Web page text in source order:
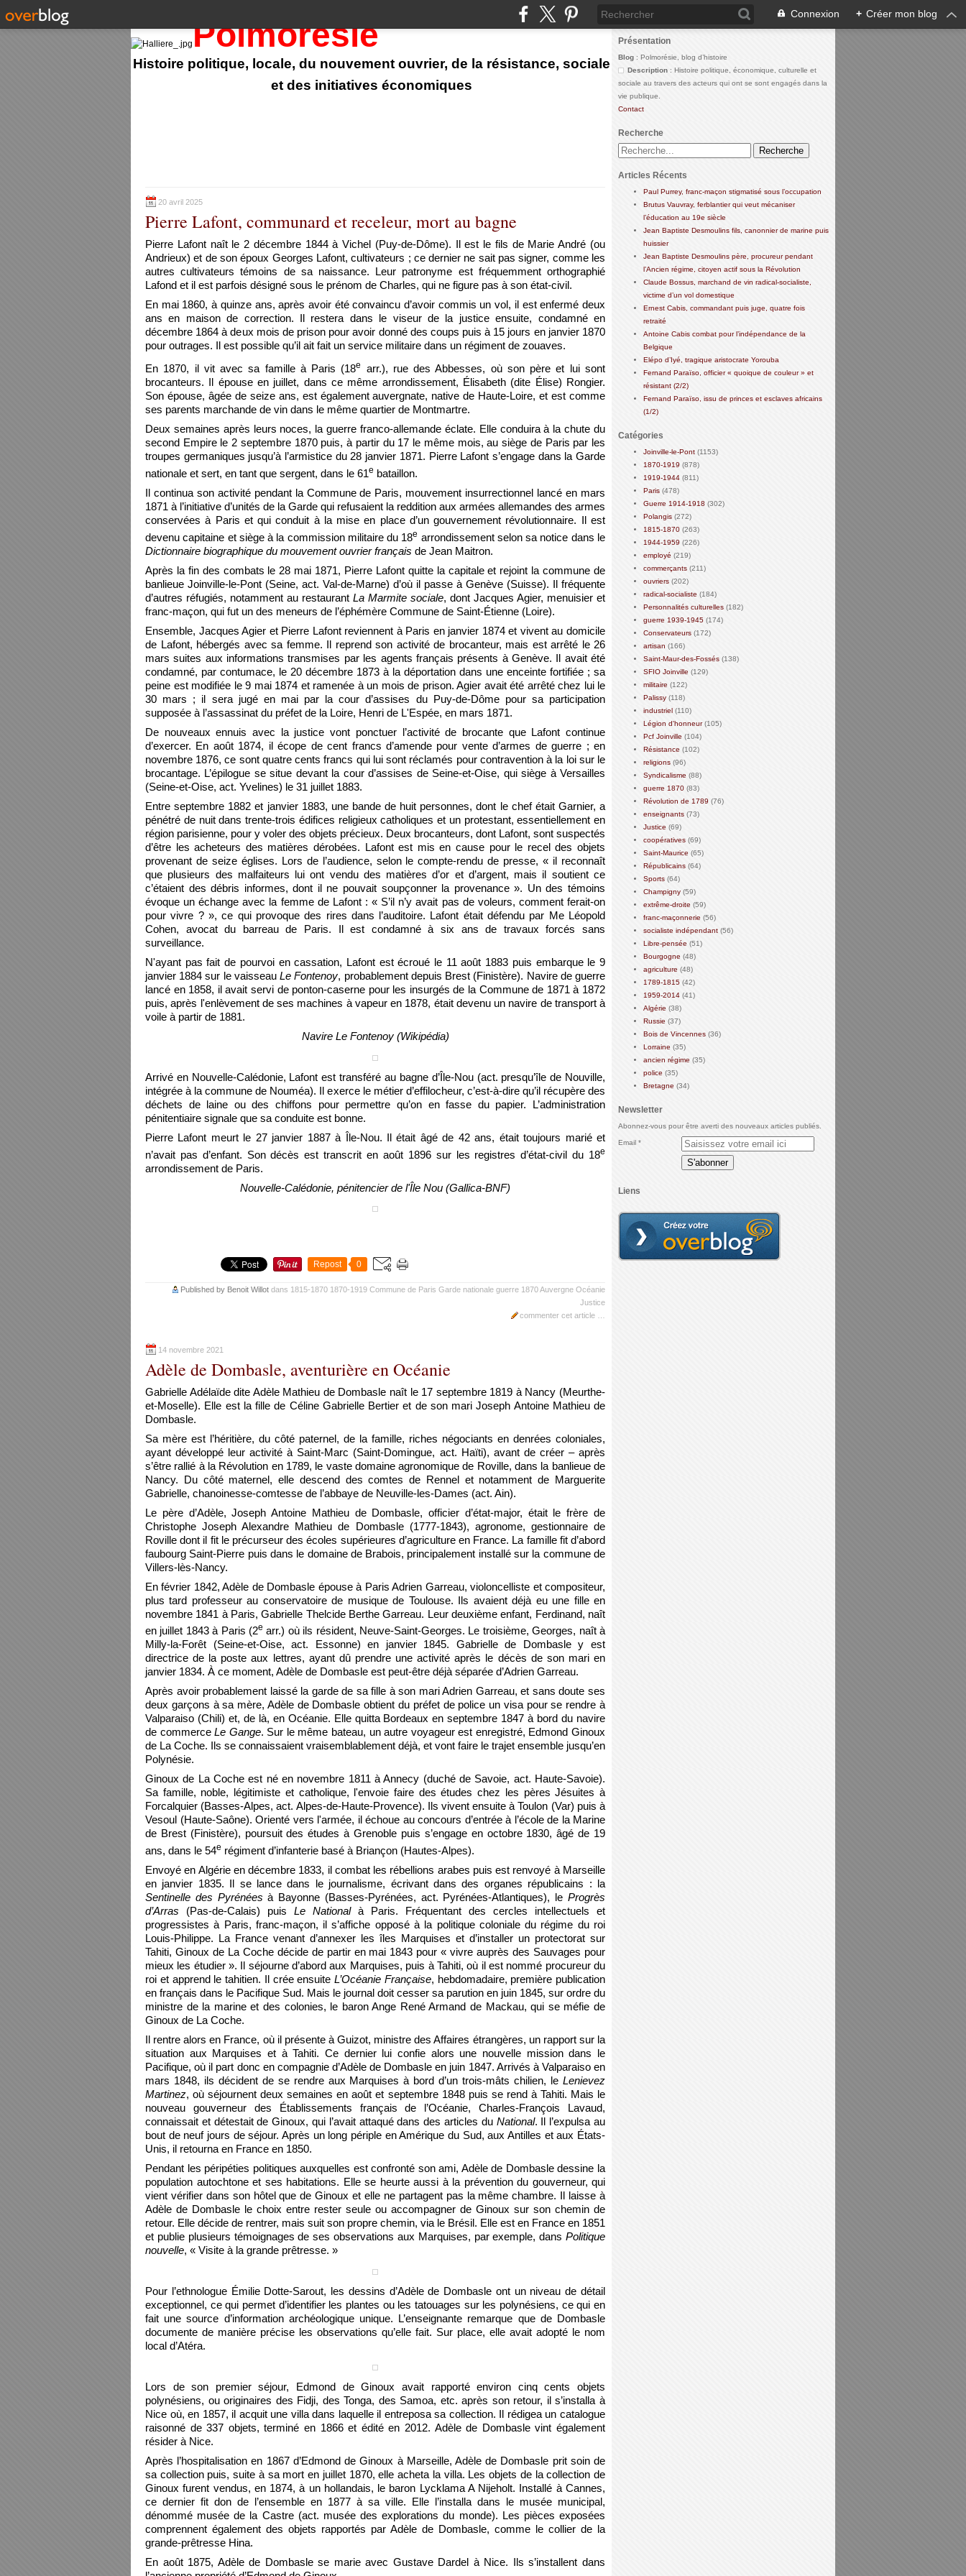
Connexion + Créer mon blog
Polmorésie
Histoire politique, locale, du nouvement ouvrier, de la résistance, sociale
et des initiatives économiques
20 avril 2025
Pierre Lafont, communard et receleur, mort au bagne
Pierre Lafont naît le 2 décembre 1844 à Vichel (Puy-de-Dôme). Il est le fils de Marie André (ou
Andrieux) et de son époux Georges Lafont, cultivateurs ; ce dernier ne sait pas signer, comme les
autres cultivateurs témoins de sa naissance. Leur patronyme est fréquemment orthographié
Lafond et il est parfois désigné sous le prénom de Charles, qui ne figure pas à son état-civil.
En mai 1860, à quinze ans, après avoir été convaincu d’avoir commis un vol, il est enfermé deux
ans en maison de correction. Il restera dans le viseur de la justice ensuite, condamné en
décembre 1864 à deux mois de prison pour avoir donné des coups puis à 15 jours en janvier 1870
pour outrages. Il est possible qu’il ait fait un service militaire dans un régiment de zouaves.
En 1870, il vit avec sa famille à Paris (18e
arr.), rue des Abbesses, où son père et lui sont
brocanteurs. Il épouse en juillet, dans ce même arrondissement, Élisabeth (dite Élise) Rongier.
Son épouse, âgée de seize ans, est également auvergnate, native de Haute-Loire, et est comme
ses parents marchande de vin dans le même quartier de Montmartre.
Deux semaines après leurs noces, la guerre franco-allemande éclate. Elle conduira à la chute du
second Empire le 2 septembre 1870 puis, à partir du 17 le même mois, au siège de Paris par les
troupes germaniques jusqu’à l’armistice du 28 janvier 1871. Pierre Lafont s’engage dans la Garde
nationale et sert, en tant que sergent, dans le 61e bataillon.
Il continua son activité pendant la Commune de Paris, mouvement insurrectionnel lancé en mars
1871 à l’initiative d’unités de la Garde qui refusaient la reddition aux armées allemandes des armes
conservées à Paris et qui conduit à la mise en place d’un gouvernement révolutionnaire. Il est
devenu capitaine et siège à la commission militaire du 18e arrondissement selon sa notice dans le
Dictionnaire biographique du mouvement ouvrier français de Jean Maitron.
Après la fin des combats le 28 mai 1871, Pierre Lafont quitte la capitale et rejoint la commune de
banlieue Joinville-le-Pont (Seine, act. Val-de-Marne) d’où il passe à Genève (Suisse). Il fréquente
d’autres réfugiés, notamment au restaurant La Marmite sociale, dont Jacques Agier, menuisier et
franc-maçon, qui fut un des meneurs de l’éphémère Commune de Saint-Étienne (Loire).
Ensemble, Jacques Agier et Pierre Lafont reviennent à Paris en janvier 1874 et vivent au domicile
de Lafont, hébergés avec sa femme. Il reprend son activité de brocanteur, mais est arrêté le 26
mars suites aux informations transmises par les agents français présents à Genève. Il avait été
condamné, par contumace, le 20 décembre 1873 à la déportation dans une enceinte fortifiée ; sa
peine est modifiée le 9 mai 1874 et ramenée à un mois de prison. Agier avait été arrêté chez lui le
30 mars ; il sera jugé en mai par la cour d’assises du Puy-de-Dôme pour sa participation
supposée à l’assassinat du préfet de la Loire, Henri de L'Espée, en mars 1871.
De nouveaux ennuis avec la justice vont ponctuer l’activité de brocante que Lafont continue
d’exercer. En août 1874, il écope de cent francs d’amende pour vente d’armes de guerre ; en
novembre 1876, ce sont quatre cents francs qui lui sont réclamés pour contravention à la loi sur le
brocantage. L’épilogue se situe devant la cour d’assises de Seine-et-Oise, qui siège à Versailles
(Seine-et-Oise, act. Yvelines) le 31 juillet 1883.
Entre septembre 1882 et janvier 1883, une bande de huit personnes, dont le chef était Garnier, a
pénétré de nuit dans trente-trois édifices religieux catholiques et un protestant, essentiellement en
région parisienne, pour y voler des objets précieux. Deux brocanteurs, dont Lafont, sont suspectés
d’être les acheteurs des matières dérobées. Lafont est mis en cause pour le recel des objets
provenant de seize églises. Lors de l’audience, selon le compte-rendu de presse, « il reconnaît
que plusieurs des malfaiteurs lui ont vendu des matières d’or et d’argent, mais il soutient ce
c’étaient des débris informes, dont il ne pouvait soupçonner la provenance ». Un des témoins
évoque un échange avec la femme de Lafont : « S’il n’y avait pas de voleurs, comment ferait-on
pour vivre ? », ce qui provoque des rires dans l’auditoire. Lafont était défendu par Me Léopold
Cohen, avocat du barreau de Paris. Il est condamné à six ans de travaux forcés sans
surveillance.
N'ayant pas fait de pourvoi en cassation, Lafont est écroué le 11 août 1883 puis embarque le 9
janvier 1884 sur le vaisseauLe Fontenoy, probablement depuis Brest (Finistère). Navire de guerre
lancé en 1858, il avait servi de ponton-caserne pour les insurgés de la Commune de 1871 à 1872
puis, après l'enlèvement de ses machines à vapeur en 1878, était devenu un navire de transport à
voile à partir de 1881.
Navire Le Fontenoy (Wikipédia)
Arrivé en Nouvelle-Calédonie, Lafont est transféré au bagne d’Île-Nou (act. presqu’île de Nouville,
intégrée à la commune de Nouméa). Il exerce le métier d’effilocheur, c’est-à-dire qu’il récupère des
déchets de laine ou des chiffons pour permettre qu’on en fasse du papier. L’administration
pénitentiaire signale que sa conduite est bonne.
Pierre Lafont meurt le 27 janvier 1887 à Île-Nou. Il était âgé de 42 ans, était toujours marié et
n’avait pas d’enfant. Son décès est transcrit en août 1896 sur les registres d’état-civil du 18e
arrondissement de Paris.
Nouvelle-Calédonie, pénitencier de l'Île Nou (Gallica-BNF)
Repost 0
Published by Benoit Willot dans 1815-1870 1870-1919 Commune de Paris Garde nationale guerre 1870Auvergne Océanie
Justice
commenter cet article
14 novembre 2021
Adèle de Dombasle, aventurière en Océanie
Gabrielle Adélaïde dite Adèle Mathieu de Dombasle naît le 17 septembre 1819 à Nancy (Meurthe-
et-Moselle). Elle est la fille de Céline Gabrielle Bertier et de son mari Joseph Antoine Mathieu de
Dombasle.
Sa mère est l’héritière, du côté paternel, de la famille, riches négociants en denrées coloniales,
ayant développé leur activité à Saint-Marc (Saint-Domingue, act. Haïti), avant de créer – après
s’être rallié à la Révolution en 1789, le vaste domaine agronomique de Roville, dans la banlieue de
Nancy. Du côté maternel, elle descend des comtes de Rennel et notamment de Marguerite
Gabrielle, chanoinesse-comtesse de l’abbaye de Neuville-les-Dames (act. Ain).
Le père d’Adèle, Joseph Antoine Mathieu de Dombasle, officier d’état-major, était le frère de
Christophe Joseph Alexandre Mathieu de Dombasle (1777-1843), agronome, gestionnaire de
Roville dont il fit le précurseur des écoles supérieures d’agriculture en France. La famille fit d’abord
faubourg Saint-Pierre puis dans le domaine de Brabois, principalement installé sur la commune de
Villers-lès-Nancy.
En février 1842, Adèle de Dombasle épouse à Paris Adrien Garreau, violoncelliste et compositeur,
plus tard professeur au conservatoire de musique de Toulouse. Ils avaient déjà eu une fille en
novembre 1841 à Paris, Gabrielle Thelcide Berthe Garreau. Leur deuxième enfant, Ferdinand, naît
en juillet 1843 à Paris (2e arr.) où ils résident, Neuve-Saint-Georges. Le troisième, Georges, naît à
Milly-la-Forêt (Seine-et-Oise, act. Essonne) en janvier 1845. Gabrielle de Dombasle y est
directrice de la poste aux lettres, ayant dû prendre une activité après le décès de son mari en
janvier 1834. À ce moment, Adèle de Dombasle est peut-être déjà séparée d’Adrien Garreau.
Après avoir probablement laissé la garde de sa fille à son mari Adrien Garreau, et sans doute ses
deux garçons à sa mère, Adèle de Dombasle obtient du préfet de police un visa pour se rendre à
Valparaiso (Chili) et, de là, en Océanie. Elle quitta Bordeaux en septembre 1847 à bord du navire
de commerceLe Gange. Sur le même bateau, un autre voyageur est enregistré, Edmond Ginoux
de La Coche. Ils se connaissaient vraisemblablement déjà, et vont faire le trajet ensemble jusqu’en
Polynésie.
Ginoux de La Coche est né en novembre 1811 à Annecy (duché de Savoie, act. Haute-Savoie).
Sa famille, noble, légitimiste et catholique, l'envoie faire des études chez les pères Jésuites à
Forcalquier (Basses-Alpes, act. Alpes-de-Haute-Provence). Ils vivent ensuite à Toulon (Var) puis à
Vesoul (Haute-Saône). Orienté vers l'armée, il échoue au concours d’entrée à l’école de la Marine
de Brest (Finistère), poursuit des études à Grenoble puis s’engage en octobre 1830, âgé de 19
ans, dans le 54e régiment d’infanterie basé à Briançon (Hautes-Alpes).
Envoyé en Algérie en décembre 1833, il combat les rébellions arabes puis est renvoyé à Marseille
en janvier 1835. Il se lance dans le journalisme, écrivant dans des organes républicains : la
Sentinelle des Pyrénées à Bayonne (Basses-Pyrénées, act. Pyrénées-Atlantiques), leProgrès
d’Arras (Pas-de-Calais) puis Le Nationalà Paris. Fréquentant des cercles intellectuels et
progressistes à Paris, franc-maçon, il s’affiche opposé à la politique coloniale du régime du roi
Louis-Philippe. La France venant d’annexer les îles Marquises et d’installer un protectorat sur
Tahiti, Ginoux de La Coche décide de partir en mai 1843 pour « vivre auprès des Sauvages pour
mieux les étudier ». Il séjourne d’abord aux Marquises, puis à Tahiti, où il est nommé procureur du
roi et apprend le tahitien. Il crée ensuite L’Océanie Française, hebdomadaire, première publication
en français dans le Pacifique Sud. Mais le journal doit cesser sa parution en juin 1845, sur ordre du
ministre de la marine et des colonies, le baron Ange René Armand de Mackau, qui se méfie de
Ginoux de La Coche.
Il rentre alors en France, où il présente à Guizot, ministre des Affaires étrangères, un rapport sur la
situation aux Marquises et à Tahiti. Ce dernier lui confie alors une nouvelle mission dans le
Pacifique, où il part donc en compagnie d’Adèle de Dombasle en juin 1847. Arrivés à Valparaiso en
mars 1848, ils décident de se rendre aux Marquises à bord d’un trois-mâts chilien, le Lenievez
Martinez, où séjournent deux semaines en août et septembre 1848 puis se rend à Tahiti. Mais le
nouveau gouverneur des Établissements français de l’Océanie, Charles-François Lavaud,
connaissait et détestait de Ginoux, qui l’avait attaqué dans des articles du National. Il l’expulsa au
bout de neuf jours de séjour. Après un long périple en Amérique du Sud, aux Antilles et aux États-
Unis, il retourna en France en 1850.
Pendant les péripéties politiques auxquelles est confronté son ami, Adèle de Dombasle dessine la
population autochtone et ses habitations. Elle se heurte aussi à la prévention du gouverneur, qui
vient vérifier dans son hôtel que de Ginoux et elle ne partagent pas la même chambre. Il laisse à
Adèle de Dombasle le choix entre rester seule ou accompagner de Ginoux sur son chemin de
retour. Elle décide de rentrer, mais suit son propre chemin, via le Brésil. Elle est en France en 1851
et publie plusieurs témoignages de ses observations aux Marquises, par exemple, dans Politique
nouvelle, « Visite à la grande prêtresse. »
Pour l’ethnologue Émilie Dotte-Sarout, les dessins d’Adèle de Dombasle ont un niveau de détail
exceptionnel, ce qui permet d’identifier les plantes ou les tatouages sur les polynésiens, ce qui en
fait une source d’information archéologique unique. L’enseignante remarque que de Dombasle
documente de manière précise les observations qu’elle fait. Sur place, elle avait adopté le nom
local d’Atéra.
Lors de son premier séjour, Edmond de Ginoux avait rapporté environ cinq cents objets
polynésiens, ou originaires des Fidji, des Tonga, des Samoa, etc. après son retour, il s’installa à
Nice où, en 1857, il acquit une villa dans laquelle il entreposa sa collection. Il rédigea un catalogue
raisonné de 337 objets, terminé en 1866 et édité en 2012. Adèle de Dombasle vint également
résider à Nice.
Après l’hospitalisation en 1867 d’Edmond de Ginoux à Marseille, Adèle de Dombasle prit soin de
sa collection puis, suite à sa mort en juillet 1870, elle acheta la villa. Les objets de la collection de
Ginoux furent vendus, en 1874, à un hollandais, le baron Lycklama A Nijeholt. Installé à Cannes,
ce dernier fit don de l’ensemble en 1877 à sa ville. Elle l’installa dans le musée municipal,
dénommé musée de la Castre (act. musée des explorations du monde). Les pièces exposées
comprennent également des objets rapportés par Adèle de Dombasle, comme le collier de la
grande-prêtresse Hina.
En août 1875, Adèle de Dombasle se marie avec Gustave Dardel à Nice. Ils s’installent dans
Présentation
Blog : Polmorésie, blog d’histoire
Description : Histoire politique, économique, culturelle et
sociale au travers des acteurs qui ont se sont engagés dans la
vie publique.
Contact
Recherche
Articles Récents
Paul Purrey, franc-maçon stigmatisé sous l’occupation
Brutus Vauvray, ferblantier qui veut mécaniser
l’éducation au 19e siècle
Jean Baptiste Desmoulins fils, canonnier de marine puis
huissier
Jean Baptiste Desmoulins père, procureur pendant
l’Ancien régime, citoyen actif sous la Révolution
Claude Bossus, marchand de vin radical-socialiste,
victime d’un vol domestique
Ernest Cabis, commandant puis juge, quatre fois
retraité
Antoine Cabis combat pour l’indépendance de la
Belgique
Elépo d’Iyé, tragique aristocrate Yorouba
Fernand Paraïso, officier « quoique de couleur » et
résistant (2/2)
Fernand Paraïso, issu de princes et esclaves africains
(1/2)
Catégories
Joinville-le-Pont (1153)
1870-1919 (878)
1919-1944 (811)
Paris (478)
Guerre 1914-1918 (302)
Polangis (272)
1815-1870 (263)
1944-1959 (226)
employé (219)
commerçants (211)
ouvriers (202)
radical-socialiste (184)
Personnalités culturelles (182)
guerre 1939-1945 (174)
Conservateurs (172)
artisan (166)
Saint-Maur-des-Fossés (138)
SFIO Joinville (129)
militaire (122)
Palissy (118)
industriel (110)
Légion d'honneur(105)
Pcf Joinville (104)
Résistance (102)
religions (96)
Syndicalisme (88)
guerre 1870 (83)
Révolution de 1789 (76)
enseignants (73)
Justice (69)
coopératives (69)
Saint-Maurice (65)
Républicains (64)
Sports (64)
Champigny (59)
extrême-droite (59)
franc-maçonnerie (56)
socialiste indépendant (56)
Libre-pensée (51)
Bourgogne (48)
agriculture (48)
1789-1815 (42)
1959-2014 (41)
Algérie (38)
Russie (37)
Bois de Vincennes (36)
Lorraine (35)
ancien régime (35)
police (35)
Bretagne (34)
Newsletter
Abonnez-vous pour être averti des nouveaux articles publiés.
Email
Liens